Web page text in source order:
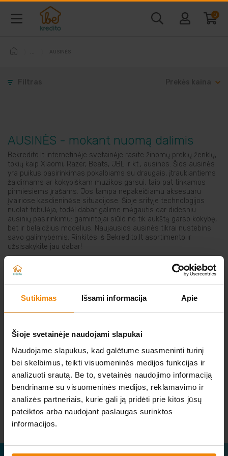
Sutikimas Išsami informacija Apie
Šioje svetainėje naudojami slapukai
Naudojame slapukus, kad galėtume suasmeninti turinį
bei skelbimus, teikti visuomeninės medijos funkcijas ir
analizuoti srautą. Be to, svetainės naudojimo informaciją
bendriname su visuomeninės medijos, reklamavimo ir
analizės partneriais, kurie gali ją pridėti prie kitos jūsų
pateiktos arba naudojant paslaugas surinktos
informacijos.
0
Baldai ir interjeras
Telefonai ir kompiuteriai
Buitine technika
Laisvalaikio prekės
Sodo prekės
Elektriniai įrankiai
Auto prekės
Prekės pigiau
AUSINĖS
AUSINĖS - mokant nuomą dalimis
Bekredito.lt internetinėje svetainėje rasite žinomų prekių ženklų,
tokių kaip Xiaomi, Razer, Beats, JBL ir kt., ausines. Šios ausinės
yra puikus pasirinkimas pokalbiams su draugais, įtraukiantiems
žaidimams ar kokybiškam muzikos garsui, taip pat tinkamos
pirmiesiems įrašams. Jos tampa nepakeičiamu aksesuaru
įvairiose kasdieninėse situacijose. Šioje srityje technologijos
nuolat tobulėja, todėl dabar galime mėgautis dar didesniu
ausinių pasirinkimu: gamintojai siūlo ne tik aukštą garso kokybę,
bet ir belaidžius modelius. Naujausios ausinės tikrai nustebins
savo galimybėmis. Rinkitės iš Bekredito.lt asortimento ir
užsisakykite jau dabar!
NERADOTE KO IEŠKOTE?
Atsiųskite norimos prekės nuorodą iš kitos
elektroninės parduotuvės
O MES JUMS JĄ IŠNUOMOSIME.
Parašykite mums